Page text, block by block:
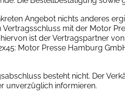
Angebot nichts anderes
mit der Motor
ist der Vertragspartner
Motor Presse Hamburg
besteht nicht. Der
unverzüglich informieren.